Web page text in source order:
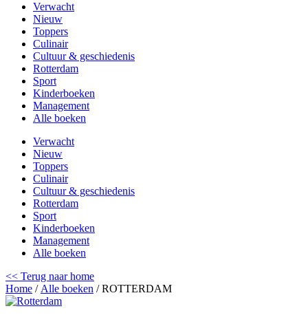
Verwacht
Nieuw
Toppers
Culinair
Cultuur & geschiedenis
Rotterdam
Sport
Kinderboeken
Management
Alle boeken
Verwacht
Nieuw
Toppers
Culinair
Cultuur & geschiedenis
Rotterdam
Sport
Kinderboeken
Management
Alle boeken
<< Terug naar home
Home / Alle boeken / ROTTERDAM